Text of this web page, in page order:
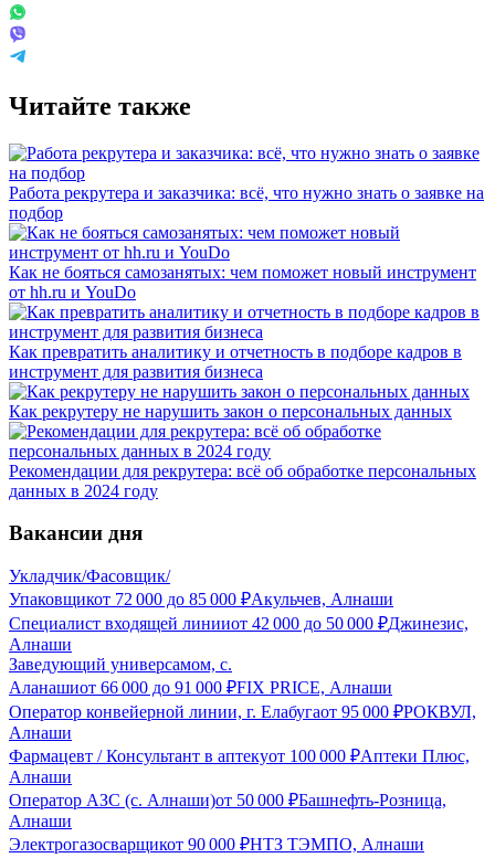
Читайте также
Работа рекрутера и заказчика: всё, что нужно знать о заявке на
подбор
Как не бояться самозанятых: чем поможет новый инструмент
от hh.ru и YouDo
Как превратить аналитику и отчетность в подборе кадров в
инструмент для развития бизнеса
Как рекрутеру не нарушить закон о персональных данных
Рекомендации для рекрутера: всё об обработке персональных
данных в 2024 году
Вакансии дня
Укладчик/Фасовщик/
Упаковщикот 72 000 до 85 000 ₽Акульчев, Алнаши
Специалист входящей линииот 42 000 до 50 000 ₽Джинезис,
Алнаши
Заведующий универсамом, с.
Аланашиот 66 000 до 91 000 ₽FIX PRICE, Алнаши
Оператор конвейерной линии, г. Елабугаот 95 000 ₽РОКВУЛ,
Алнаши
Фармацевт / Консультант в аптекуот 100 000 ₽Аптеки Плюс,
Алнаши
Оператор АЗС (с. Алнаши)от 50 000 ₽Башнефть-Розница,
Алнаши
Электрогазосварщикот 90 000 ₽НТЗ ТЭМПО, Алнаши